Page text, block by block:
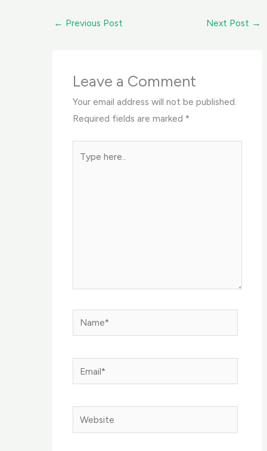
← Previous Post Next Post →
Leave a Comment
Your email address will not be published.
Required fields are marked *
here..
Name*
Email*
Website